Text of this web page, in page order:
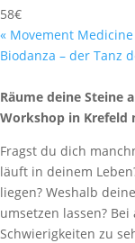
58€
« Movement
Biodanza – der Tanz
Räume deine Steine
Workshop in Krefeld
Fragst du dich
läuft in deinem
liegen? Weshalb
umsetzen lassen?
Schwierigkeiten zu